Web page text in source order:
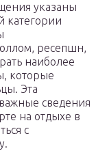
указаны
категории
ресепшн,
наиболее
которые
Эта
сведения
на отдыхе в
с